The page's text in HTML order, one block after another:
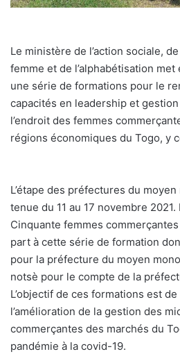
Le ministère de l’action sociale,
femme et de l’alphabétisation
une série de formations pour le
capacités en leadership et
l’endroit des femmes
régions économiques du Togo, y
L’étape des préfectures du
tenue du 11 au 17 novembre
Cinquante femmes
part à cette série de formation
pour la préfecture du moyen
notsè pour le compte de la
L’objectif de ces formations est
l’amélioration de la gestion des
commerçantes des marchés du
pandémie à la covid-19.